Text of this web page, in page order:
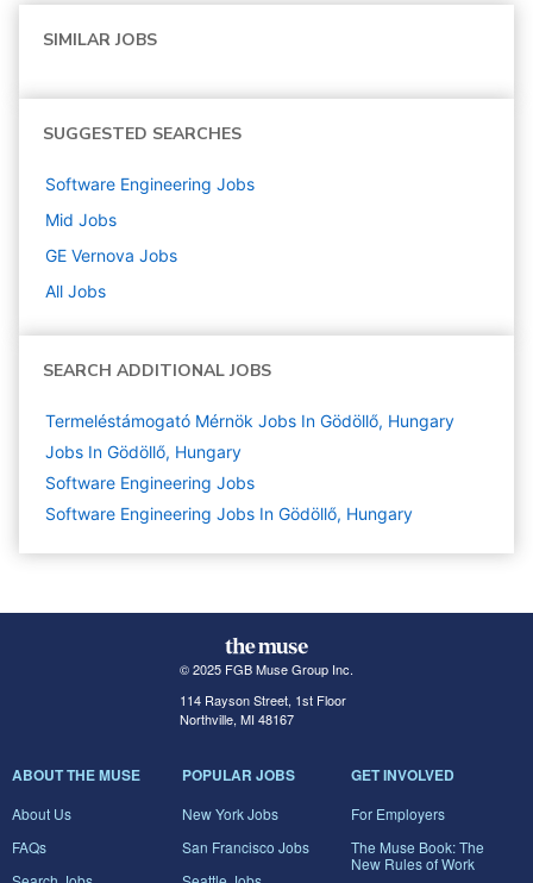
SIMILAR JOBS
SUGGESTED SEARCHES
Software Engineering Jobs
Mid Jobs
GE Vernova Jobs
All Jobs
SEARCH ADDITIONAL JOBS
Termeléstámogató Mérnök Jobs In Gödöllő, Hungary
Jobs In Gödöllő, Hungary
Software Engineering Jobs
Software Engineering Jobs In Gödöllő, Hungary
© 2025 FGB Muse Group Inc.
114 Rayson Street, 1st Floor
Northville, MI 48167
ABOUT THE MUSE
About Us
FAQs
POPULAR JOBS
New York Jobs
San Francisco Jobs
GET INVOLVED
For Employers
The Muse Book: The
New Rules of Work